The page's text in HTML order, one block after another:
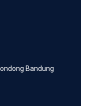
Bandung